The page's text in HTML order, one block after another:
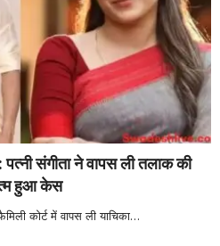
संगीता ने वापस ली तलाक की
हुआ केस
कोर्ट में वापस ली याचिका…